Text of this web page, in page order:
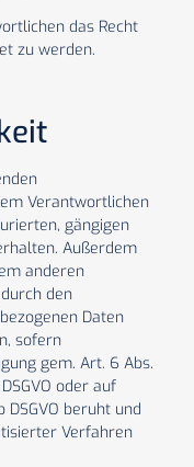
das Recht
zu werden.
Verantwortlichen
gängigen
Außerdem
anderen
den
Daten
sofern
gem. Art. 6 Abs.
oder auf
beruht und
Verfahren